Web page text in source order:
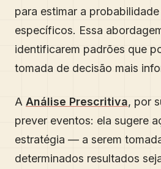
para estimar a
específicos. Essa
identificarem padrões que
tomada de decisão mais
A Análise Prescritiva, por
prever eventos: ela sugere
estratégia — a serem
determinados resultados